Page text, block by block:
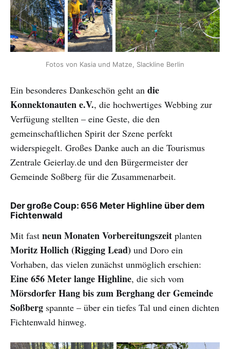
Fotos von Kasia und Matze, Slackline Berlin
Ein besonderes Dankeschön geht an die
Konnektonauten e.V., die hochwertiges Webbing zur
Verfügung stellten – eine Geste, die den
gemeinschaftlichen Spirit der Szene perfekt
widerspiegelt. Großes Danke auch an die Tourismus
Zentrale Geierlay.de und den Bürgermeister der
Gemeinde Soßberg für die Zusammenarbeit.
Der große Coup: 656 Meter Highline über dem
Fichtenwald
Mit fast neun Monaten Vorbereitungszeit planten
Moritz Hollich (Rigging Lead) und Doro ein
Vorhaben, das vielen zunächst unmöglich erschien:
Eine 656 Meter lange Highline, die sich vom
Mörsdorfer Hang bis zum Berghang der Gemeinde
Soßberg spannte – über ein tiefes Tal und einen dichten
Fichtenwald hinweg.